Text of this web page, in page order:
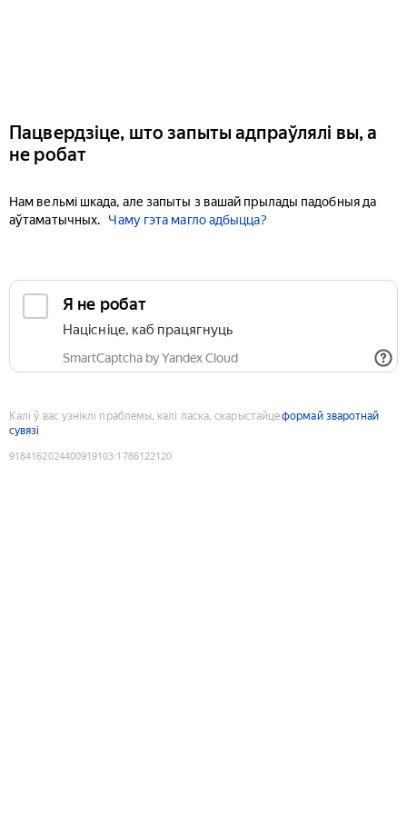
Пацвердзіце, што запыты адпраўлялі вы, а
не робат
Нам вельмі шкада, але запыты з вашай прылады падобныя да
аўтаматычных.
Чаму гэта магло адбыцца?
Я не робат
Націсніце, каб працягнуць
SmartCaptcha by Yandex Cloud
Калі ў вас узніклі праблемы, калі ласка, скарыстайцеформай зваротнай
сувязі
9184162024400919103:1786122120